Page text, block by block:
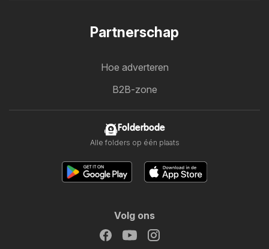
Partnerschap
Hoe adverteren
B2B-zone
Folderbode
Alle folders op één plaats
Volg ons